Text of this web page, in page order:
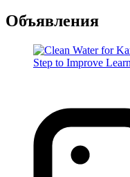
Объявления